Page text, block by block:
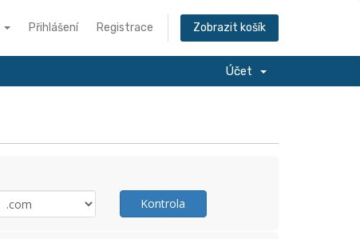
Přihlášení Registrace Zobrazit košík
Účet
Kontrola